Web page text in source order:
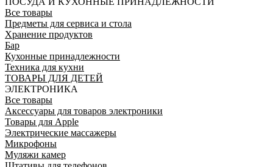
Все товары
Предметы для сервиса и стола
Хранение продуктов
Бар
Кухонные принадлежности
Техника для кухни
ТОВАРЫ ДЛЯ ДЕТЕЙ
ЭЛЕКТРОНИКА
Все товары
Аксессуары для товаров электроники
Товары для Apple
Электрические массажеры
Микрофоны
Муляжи камер